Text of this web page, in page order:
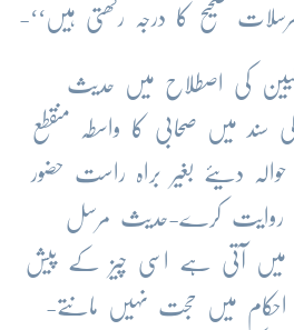
صحیح کا درجہ رکھتی ہیں‘‘-
کی اصطلاح میں حدیث
میں صحابی کا واسطہ منقطع
دیئے بغیر براہ راست حضور
کرے-حدیث مرسل
آتی ہے اسی چیز کے پیش
میں حجت نہیں مانتے-